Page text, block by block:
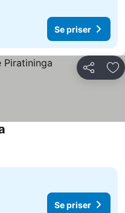
Se priser
Del
Se priser